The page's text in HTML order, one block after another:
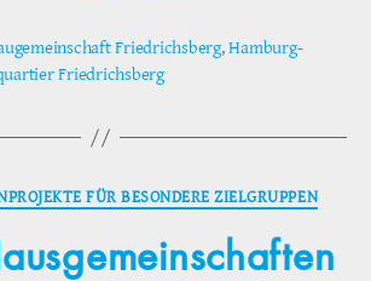
Friedrichsberg,Hamburg-
Friedrichsberg
Kategorien
FÜR BESONDERE ZIELGRUPPEN